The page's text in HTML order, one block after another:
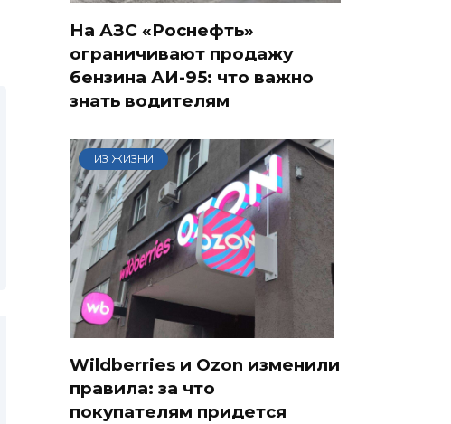
На АЗС «Роснефть»
ограничивают продажу
бензина АИ-95: что важно
знать водителям
ИЗ ЖИЗНИ
Wildberries и Ozon изменили
правила: за что
покупателям придется